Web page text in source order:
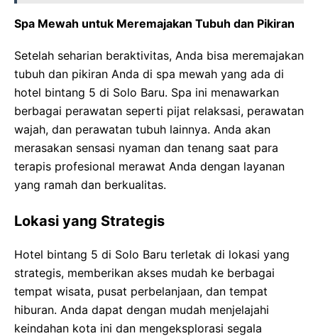
Spa Mewah untuk Meremajakan Tubuh dan Pikiran
Setelah seharian beraktivitas, Anda bisa meremajakan
tubuh dan pikiran Anda di spa mewah yang ada di
hotel bintang 5 di Solo Baru. Spa ini menawarkan
berbagai perawatan seperti pijat relaksasi, perawatan
wajah, dan perawatan tubuh lainnya. Anda akan
merasakan sensasi nyaman dan tenang saat para
terapis profesional merawat Anda dengan layanan
yang ramah dan berkualitas.
Lokasi yang Strategis
Hotel bintang 5 di Solo Baru terletak di lokasi yang
strategis, memberikan akses mudah ke berbagai
tempat wisata, pusat perbelanjaan, dan tempat
hiburan. Anda dapat dengan mudah menjelajahi
keindahan kota ini dan mengeksplorasi segala